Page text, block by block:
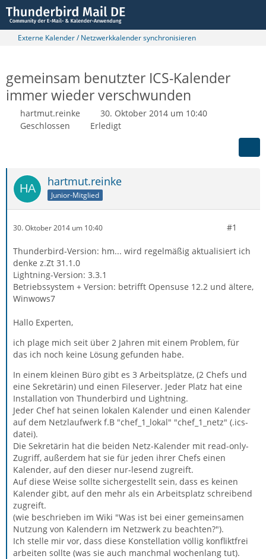
Externe Kalender / Netzwerkkalender synchronisieren
gemeinsam benutzter ICS-Kalender
immer wieder verschwunden
hartmut.reinke
30. Oktober 2014 um 10:40
Geschlossen
Erledigt
hartmut.reinke
Junior-Mitglied
30. Oktober 2014 um 10:40 #1
Thunderbird-Version: hm... wird regelmäßig aktualisiert ich
denke z.Zt 31.1.0
Lightning-Version: 3.3.1
Betriebssystem + Version: betrifft Opensuse 12.2 und ältere,
Winwows7
Hallo Experten,
ich plage mich seit über 2 Jahren mit einem Problem, für
das ich noch keine Lösung gefunden habe.
In einem kleinen Büro gibt es 3 Arbeitsplätze, (2 Chefs und
eine Sekretärin) und einen Fileserver. Jeder Platz hat eine
Installation von Thunderbird und Lightning.
Jeder Chef hat seinen lokalen Kalender und einen Kalender
auf dem Netzlaufwerk f.B "chef_1_lokal" "chef_1_netz" (.ics-
datei).
Die Sekretärin hat die beiden Netz-Kalender mit read-only-
Zugriff, außerdem hat sie für jeden ihrer Chefs einen
Kalender, auf den dieser nur-lesend zugreift.
Auf diese Weise sollte sichergestellt sein, dass es keinen
Kalender gibt, auf den mehr als ein Arbeitsplatz schreibend
zugreift.
(wie beschrieben im Wiki "Was ist bei einer gemeinsamen
Nutzung von Kalendern im Netzwerk zu beachten?").
Ich stelle mir vor, dass diese Konstellation völlig konfliktfrei
arbeiten sollte (was sie auch manchmal wochenlang tut).